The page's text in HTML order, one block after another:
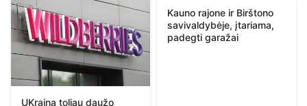
UKraina toliau daužo
Kauno rajone ir Birštono
savivaldybėje, įtariama,
padegti garažai